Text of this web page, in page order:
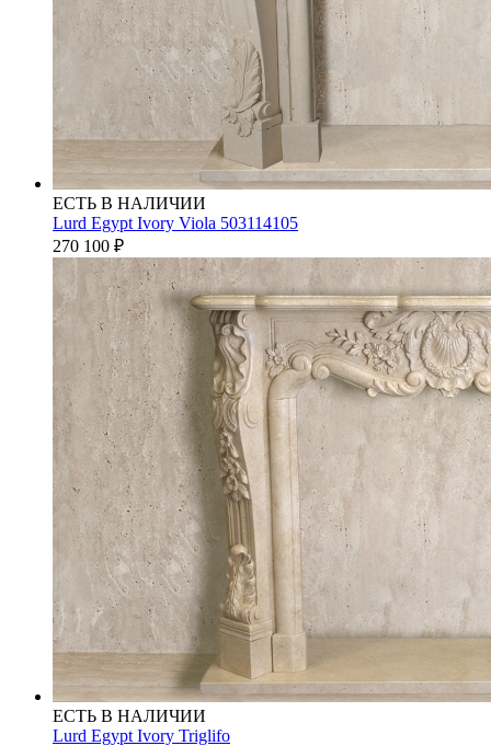
ЕСТЬ В НАЛИЧИИ
Lurd Egypt Ivory Viola 503114105
270 100 ₽
ЕСТЬ В НАЛИЧИИ
Lurd Egypt Ivory Triglifo